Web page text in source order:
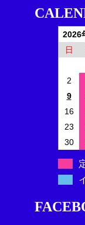
2026
日
2
9
16
23
30